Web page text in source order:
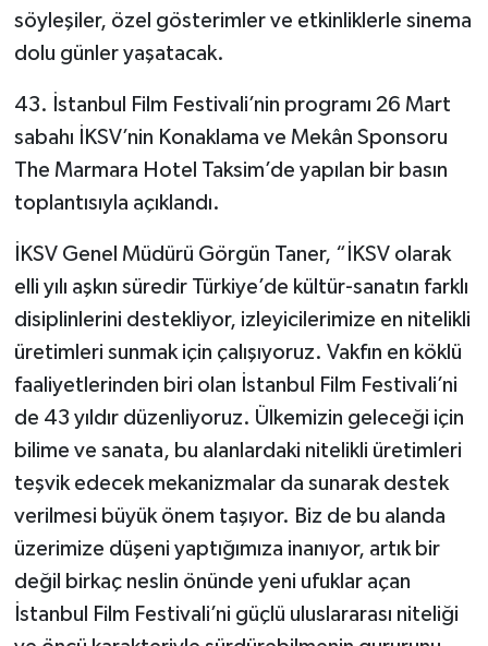
söyleşiler, özel gösterimler ve etkinliklerle sinema
dolu günler yaşatacak.
43. İstanbul Film Festivali’nin programı 26 Mart
sabahı İKSV’nin Konaklama ve Mekân Sponsoru
The Marmara Hotel Taksim’de yapılan bir basın
toplantısıyla açıklandı.
İKSV Genel Müdürü Görgün Taner, “İKSV olarak
elli yılı aşkın süredir Türkiye’de kültür-sanatın farklı
disiplinlerini destekliyor, izleyicilerimize en nitelikli
üretimleri sunmak için çalışıyoruz. Vakfın en köklü
faaliyetlerinden biri olan İstanbul Film Festivali’ni
de 43 yıldır düzenliyoruz. Ülkemizin geleceği için
bilime ve sanata, bu alanlardaki nitelikli üretimleri
teşvik edecek mekanizmalar da sunarak destek
verilmesi büyük önem taşıyor. Biz de bu alanda
üzerimize düşeni yaptığımıza inanıyor, artık bir
değil birkaç neslin önünde yeni ufuklar açan
İstanbul Film Festivali’ni güçlü uluslararası niteliği